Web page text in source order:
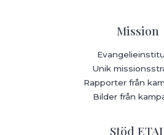
Mission
Unik
Rapporter från
Bilder från
Stöd